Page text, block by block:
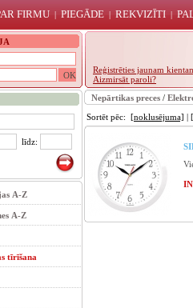
FIRMU| PIEGĀDE | REKVIZĪTI |
Reģistrēties jaunam
Aizmirsāt paroli?
līdz:
A-Z
A-Z
tīrīšana
Nepārtikas preces /
Sortēt pēc: [noklusējuma] |